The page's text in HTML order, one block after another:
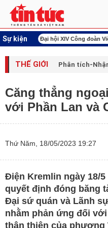
Sự kiện
ngày đêm Đại hội XIV Công đoàn
THẾ GIỚI Phân tích-
Căng thẳng
với Phần Lan và
Thứ Năm, 18/05/2023 19:27
Điện Kremlin ngày 18/
quyết định đóng băng
Đại sứ quán và Lãnh
nhằm phản ứng đối
thân thiện của phương